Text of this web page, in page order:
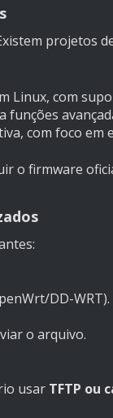
projetos
Linux, com
com foco em
o firmware
DD-WRT).
o arquivo.
usar TFTP ou